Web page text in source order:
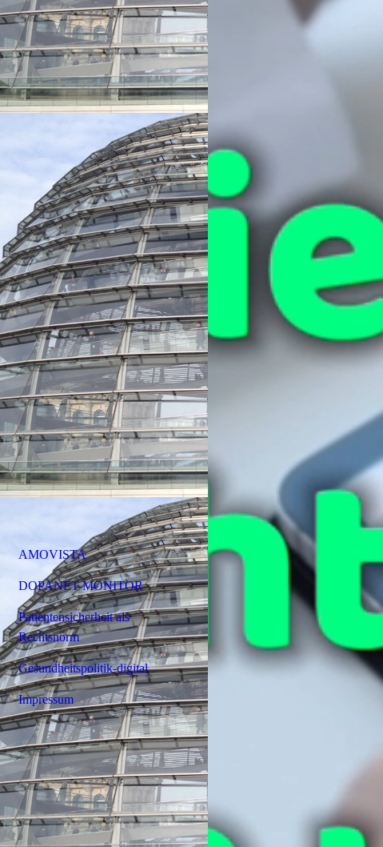
AMOVISTA
DOPANET-MONITOR
Patientensicherheit als
Rechtsnorm
Gesundheitspolitik-digital
Impressum